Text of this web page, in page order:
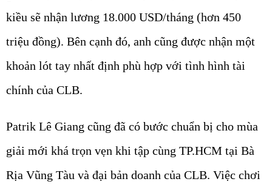
kiều sẽ nhận lương 18.000 USD/tháng (hơn 450
triệu đồng). Bên cạnh đó, anh cũng được nhận một
khoản lót tay nhất định phù hợp với tình hình tài
chính của CLB.
Patrik Lê Giang cũng đã có bước chuẩn bị cho mùa
giải mới khá trọn vẹn khi tập cùng TP.HCM tại Bà
Rịa Vũng Tàu và đại bản doanh của CLB. Việc chơi